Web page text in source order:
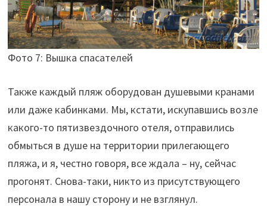
Фото 7: Вышка спасателей
Также каждый пляж оборудован душевыми кранами
или даже кабинками. Мы, кстати, искупавшись возле
какого-то пятизвездочного отеля, отправились
обмыться в душе на территории прилегающего
пляжа, и я, честно говоря, все ждала – ну, сейчас
прогонят. Снова-таки, никто из присутствующего
персонала в нашу сторону и не взглянул.